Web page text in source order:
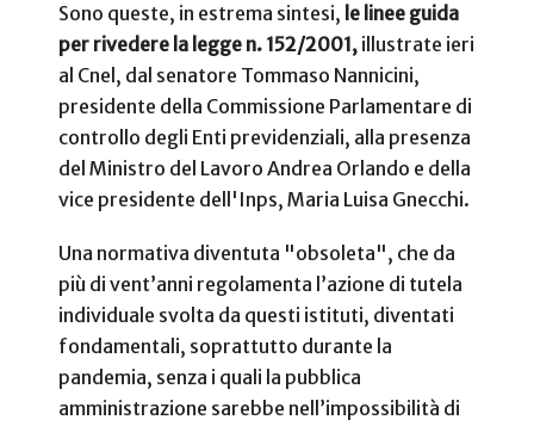
Sono queste, in estrema sintesi, le linee guida
per rivedere la legge n. 152/2001, illustrate ieri
al Cnel, dal senatore Tommaso Nannicini,
presidente della Commissione Parlamentare di
controllo degli Enti previdenziali, alla presenza
del Ministro del Lavoro Andrea Orlando e della
vice presidente dell'Inps, Maria Luisa Gnecchi.
Una normativa diventuta "obsoleta", che da
più di vent’anni regolamenta l’azione di tutela
individuale svolta da questi istituti, diventati
fondamentali, soprattutto durante la
pandemia, senza i quali la pubblica
amministrazione sarebbe nell’impossibilità di